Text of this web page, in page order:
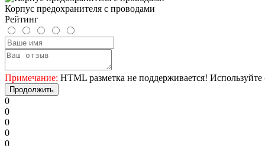
Корпус предохранителя с проводами
Рейтинг
Примечание: HTML разметка не поддерживается!
Продолжить
0
0
0
0
0